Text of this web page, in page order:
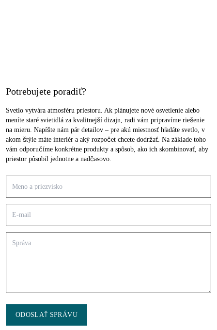
Potrebujete poradiť?
Svetlo vytvára atmosféru priestoru. Ak plánujete nové osvetlenie alebo
meníte staré svietidlá za kvalitnejší dizajn, radi vám pripravíme riešenie
na mieru. Napíšte nám pár detailov – pre akú miestnosť hľadáte svetlo, v
akom štýle máte interiér a aký rozpočet chcete dodržať. Na základe toho
vám odporučíme konkrétne produkty a spôsob, ako ich skombinovať, aby
priestor pôsobil jednotne a nadčasovo.
ODOSLAŤ SPRÁVU